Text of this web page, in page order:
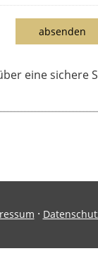
absenden
eine sichere
·